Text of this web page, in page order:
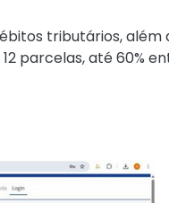
tributários,
parcelas, até 60%